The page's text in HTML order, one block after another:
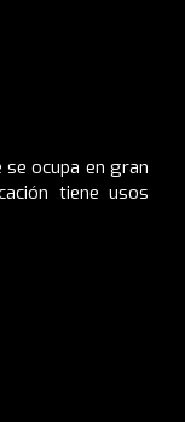
ocupa en gran
tiene usos